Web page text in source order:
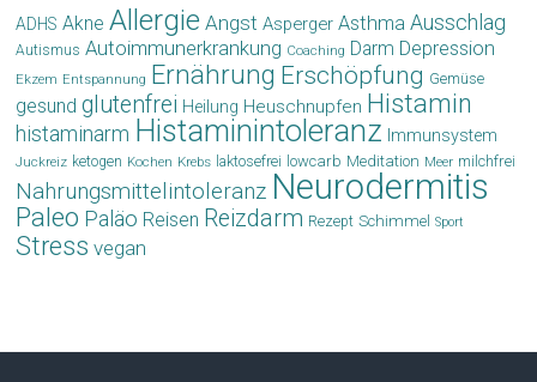
ADHS Akne Allergie Angst Asperger Asthma Ausschlag
Autismus Autoimmunerkrankung Coaching Darm Depression
Ekzem Entspannung Ernährung Erschöpfung Gemüse
gesund glutenfrei Heilung Heuschnupfen Histamin
histaminarm Histaminintoleranz Immunsystem
Juckreiz ketogen Kochen Krebs laktosefrei lowcarb Meditation Meer milchfrei
Nahrungsmittelintoleranz Neurodermitis
Paleo Paläo Reisen Reizdarm Rezept Schimmel Sport
Stress vegan